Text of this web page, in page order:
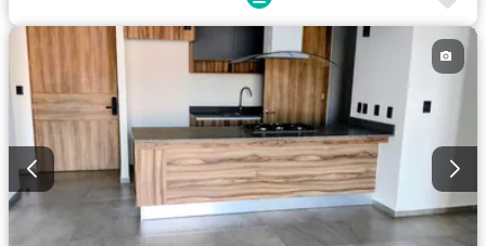
Gas natural
Recámara con closet
Seguridad
Televisión por cable
Vista panorámica Wifi
Zonas verdes
Permite mascotas
Permite niños
Solo familias
Sin amueblar